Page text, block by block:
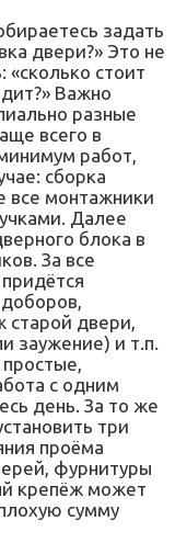
задать
двери?» Это не
«сколько стоит
Важно
разные
всего в
работ,
сборка
все монтажники
Далее
блока в
За все
старой двери,
заужение) и т.п.
с одним
день. За то же
три
проёма
фурнитуры
крепёж может
сумму